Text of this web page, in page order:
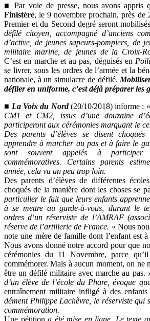
■ Par voie de presse, nous avons appris
Finistère, le 9 novembre prochain, près de
Premier et du Second degré seront
défilé citoyen, accompagné d’anciens
d’active, de jeunes sapeurs-pompiers, de
militaire marine, de jeunes de la Croix-
C’est en marche et au pas, déguisés en
se livrer, sous les ordres de l’armée et la
nationale, à un simulacre de défilé.
défiler en uniforme, c’est déjà préparer les
■ La Voix du Nord(20/10/2018) informe : «
CM1 et CM2, issus d’une douzaine
participeront aux cérémonies marquant le
Des parents d’élèves se disent
apprendre à marcher au pas et à faire le
sont souvent appelés à participer
commémoratives. Certains parents
année, cela va un peu trop loin.
Des parents d’élèves de différentes
choqués de la manière dont les choses se
particulier le fait que leurs enfants
à se mettre au garde-à-vous, durant le
ordres d’un réserviste de l’AMRAF
réserve de l’artillerie de France. « Nous
note une mère de famille dont l’enfant est à
Nous avons donné notre accord pour que
cérémonies du 11 Novembre, parce
commémorer. Mais à aucun moment, on ne
être un défilé militaire avec marche au pas.
d’un élève de l’école du Phare, évoque
entraînement militaire infligé à des
dément Philippe Lachèvre, le réserviste qui
commémoration.
Une pétitiona été mise en ligne. Le texte